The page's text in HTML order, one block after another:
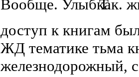
Вообще.
Т.к.
доступ к книгам
ЖД тематике тьма
железнодорожный,